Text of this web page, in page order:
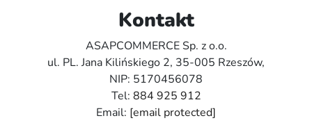
Kontakt
ASAPCOMMERCE Sp. z o.o.
ul. PL. Jana Kilińskiego 2, 35-005 Rzeszów,
NIP: 5170456078
Tel: 884 925 912
Email: [email protected]